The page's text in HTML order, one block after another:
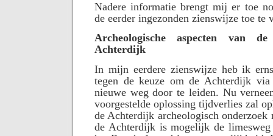
Nadere informatie brengt mij er toe
de eerder ingezonden zienswijze toe te
Archeologische aspecten van
Achterdijk
In mijn eerdere zienswijze heb ik
tegen de keuze om de Achterdijk
nieuwe weg door te leiden. Nu
voorgestelde oplossing tijdverlies zal
de Achterdijk archeologisch
de Achterdijk is mogelijk de